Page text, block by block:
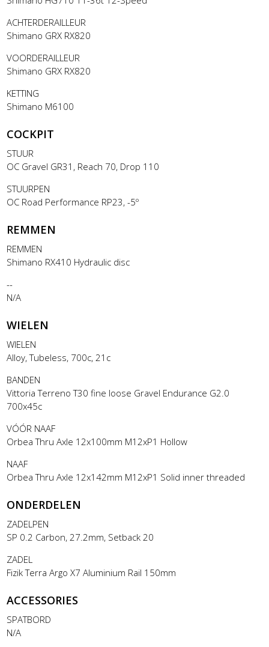
ACHTERDERAILLEUR
Shimano GRX RX820
VOORDERAILLEUR
Shimano GRX RX820
KETTING
Shimano M6100
COCKPIT
STUUR
OC Gravel GR31, Reach 70, Drop 110
STUURPEN
OC Road Performance RP23, -5º
REMMEN
REMMEN
Shimano RX410 Hydraulic disc
--
N/A
WIELEN
WIELEN
Alloy, Tubeless, 700c, 21c
BANDEN
Vittoria Terreno T30 fine loose Gravel Endurance G2.0
700x45c
VÓÓR NAAF
Orbea Thru Axle 12x100mm M12xP1 Hollow
NAAF
Orbea Thru Axle 12x142mm M12xP1 Solid inner threaded
ONDERDELEN
ZADELPEN
SP 0.2 Carbon, 27.2mm, Setback 20
ZADEL
Fizik Terra Argo X7 Aluminium Rail 150mm
ACCESSORIES
SPATBORD
N/A